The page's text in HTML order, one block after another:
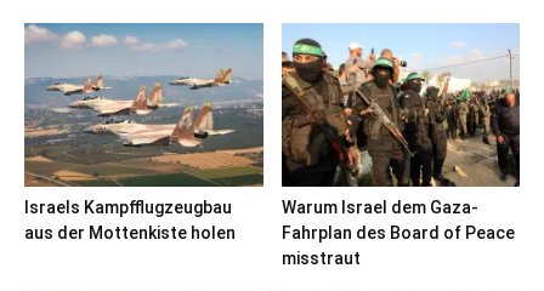
Israels Kampfflugzeugbau
aus der Mottenkiste holen
Warum Israel dem Gaza-
Fahrplan des Board of Peace
misstraut